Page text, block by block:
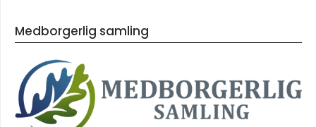
Medborgerlig samling